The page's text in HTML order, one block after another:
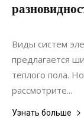
24.03.2021
Виды систем
предлагается
теплого пола.
рассмотрите...
Узнать больше